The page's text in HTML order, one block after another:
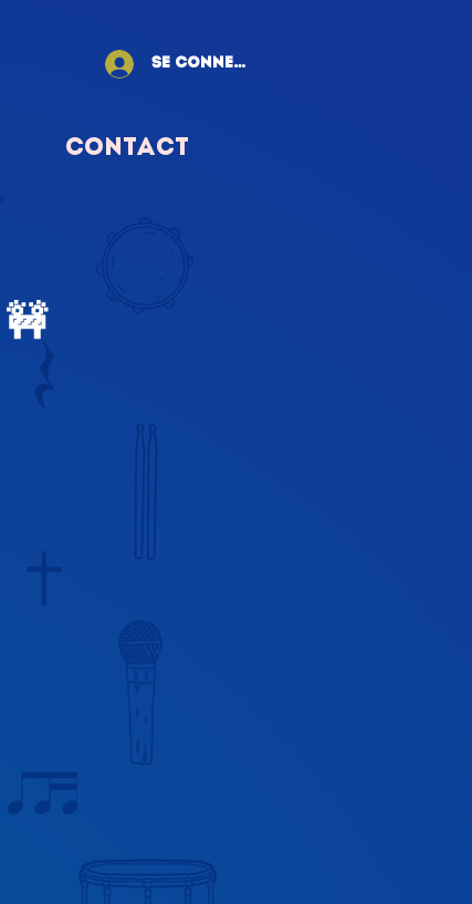
Se connecter
Contact